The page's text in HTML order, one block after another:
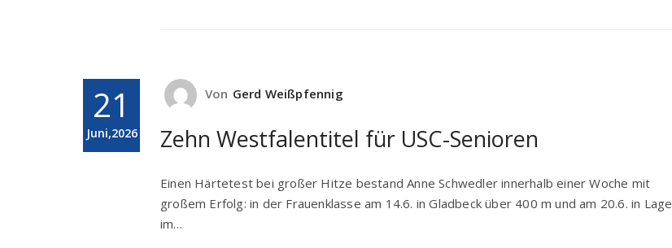
21
Juni,2026
Von Gerd Weißpfennig
Zehn Westfalentitel für USC-Senioren
Einen Härtetest bei großer Hitze bestand Anne Schwedler innerhalb einer Woche mit
großem Erfolg: in der Frauenklasse am 14.6. in Gladbeck über 400 m und am 20.6. in Lage
im…